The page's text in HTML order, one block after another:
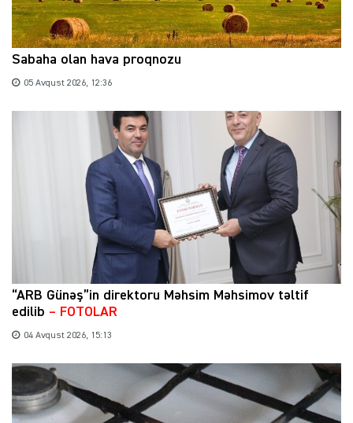
Sabaha olan hava proqnozu
05 Avqust 2026, 12:36
“ARB Günəş”in direktoru Məhsim Məhsimov təltif
edilib – FOTOLAR
04 Avqust 2026, 15:13